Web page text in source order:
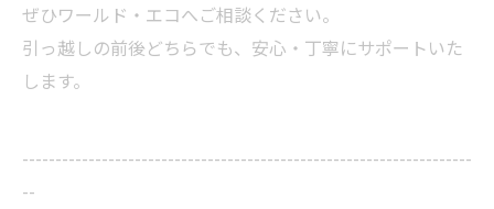
ぜひワールド・エコへご相談ください。
引っ越しの前後どちらでも、安心・丁寧にサポートいた
します。
--------------------------------------------------------------------
--